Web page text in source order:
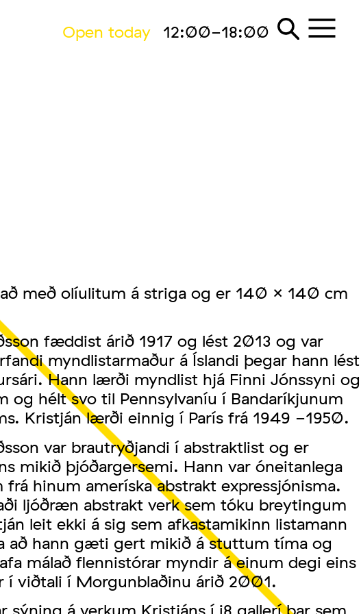
Open today 12:00-18:00
með olíulitum á striga og er 140 x 140 cm
fæddist árið 1917 og lést 2013 og var
myndlistarmaður á Íslandi þegar hann lést
Hann lærði myndlist hjá Finni Jónssyni og
og hélt svo til Pennsylvaníu í Bandaríkjunum
Kristján lærði einnig í París frá 1949 -1950.
var brautryðjandi í abstraktlist og er
mikið þjóðargersemi. Hann var óneitanlega
hinum ameríska abstrakt expressjónisma.
ljóðræn abstrakt verk sem tóku breytingum
leit ekki á sig sem afkastamikinn listamann
að hann gæti gert mikið á stuttum tíma og
málað flennistórar myndir á einum degi eins
í viðtali í Morgunblaðinu árið 2001.